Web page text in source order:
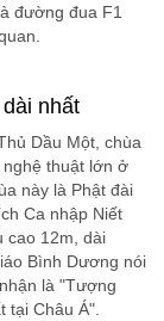
đường đua F1
nhất
Dầu Một, chùa
nghệ thuật lớn ở
này là Phật đài
Ca nhập Niết
cao 12m, dài
Bình Dương nói
là "Tượng
tại Châu Á".